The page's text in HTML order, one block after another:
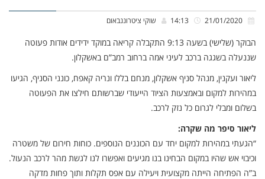
שוקי ציטרוננבאום
הבוקר (שלישי) בשעה 9:13 התקבלה קריאה במוקד ידידים אודות פעוטה
שננעלה בשגגה ברכב לעיני אמה ברחוב רמב”ם באשקלון.
ליאור ועקנין, מנהל סניף אשקלון, מנחם בללו ונריה קאפח, כונני הסניף, הגיעו
במהירות למקום ובאמצעות הציוד הייעודי שברשותם חילצו את הפעוטה
בשלום ומבלי לגרום כל נזק לרכב.
ליאור סיפר מה שקרה:
“הגעתי במהירות למקום יחד עם הכוננים הנוספים. כוחות חירום של משטרה
וכיבוי אש שהיו במקום הבחינו בנו מגיעים ואפשרו לנו לגשת מהר לרכב הנעול.
ב”ה הפתיחה הייתה מקצועית ויעילה עם אפס תקלות ותוך פחות מדקה